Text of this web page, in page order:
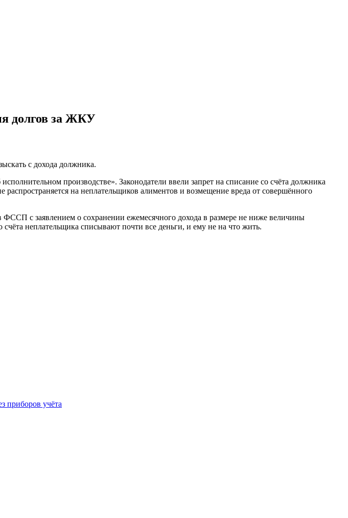
долгов за ЖКУ
с дохода должника.
производстве». Законодатели ввели запрет на списание со счёта должника
на неплательщиков алиментов и возмещение вреда от совершённого
с заявлением о сохранении ежемесячного дохода в размере не ниже величины
неплательщика списывают почти все деньги, и ему не на что жить.
приборов учёта